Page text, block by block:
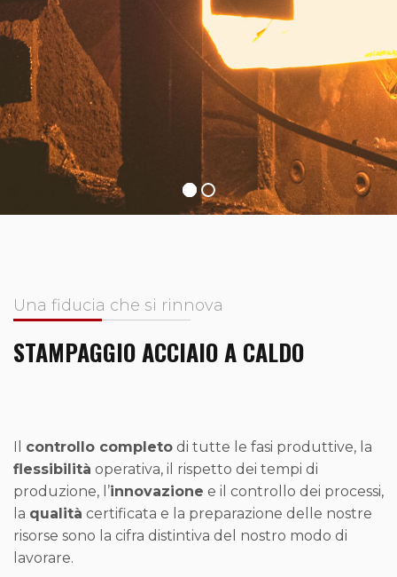
STAMPAGGIO ACCIAIO A CALDO
Una fiducia che si rinnova
Il controllo completo di tutte le fasi produttive, la
flessibilità operativa, il rispetto dei tempi di
produzione, l’innovazione e il controllo dei processi,
la qualità certificata e la preparazione delle nostre
risorse sono la cifra distintiva del nostro modo di
lavorare.